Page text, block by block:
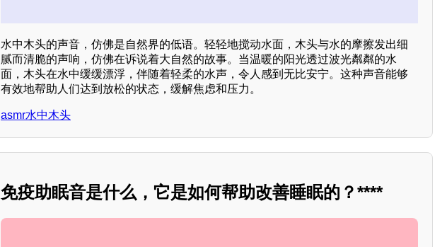
水中木头的声音，仿佛是自然界的低语。轻轻地搅动水面，木头与水的摩擦发出细
腻而清脆的声响，仿佛在诉说着大自然的故事。当温暖的阳光透过波光粼粼的水
面，木头在水中缓缓漂浮，伴随着轻柔的水声，令人感到无比安宁。这种声音能够
有效地帮助人们达到放松的状态，缓解焦虑和压力。
asmr水中木头
免疫助眠音是什么，它是如何帮助改善睡眠的？****